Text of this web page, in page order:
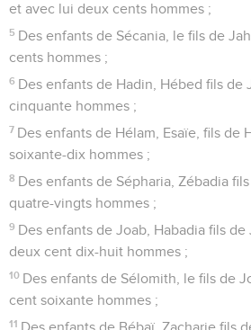
et avec lui deux cents hommes ;
5 Des enfants de Sécania, le fils de
cents hommes ;
6 Des enfants de Hadin, Hébed fils de
cinquante hommes ;
7 Des enfants de Hélam, Esaïe, fils de
soixante-dix hommes ;
8 Des enfants de Sépharia, Zébadia
quatre-vingts hommes ;
9 Des enfants de Joab, Habadia fils
deux cent dix-huit hommes ;
10 Des enfants de Sélomith, le fils de
cent soixante hommes ;
11 Des enfants de Bébaï, Zacharie fils